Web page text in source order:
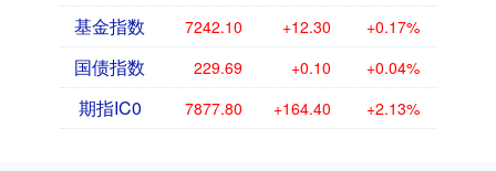
基金指数 7242.10 +12.30 +0.17%
国债指数 229.69 +0.10 +0.04%
期指IC0 7877.80 +164.40 +2.13%